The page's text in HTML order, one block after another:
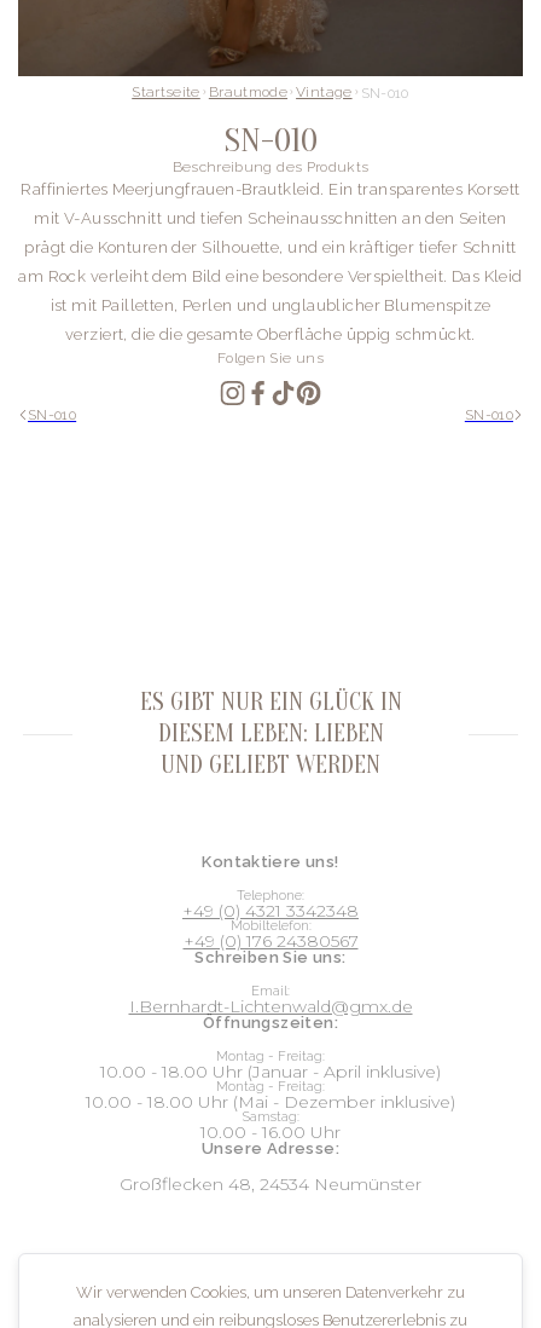
Startseite Brautmode Vintage SN-010
SN-010
Beschreibung des Produkts
Raffiniertes Meerjungfrauen-Brautkleid. Ein transparentes Korsett
mit V-Ausschnitt und tiefen Scheinausschnitten an den Seiten
prägt die Konturen der Silhouette, und ein kräftiger tiefer Schnitt
am Rock verleiht dem Bild eine besondere Verspieltheit. Das Kleid
ist mit Pailletten, Perlen und unglaublicher Blumenspitze
verziert, die die gesamte Oberfläche üppig schmückt.
Folgen Sie uns
SN-010 SN-010
ES GIBT NUR EIN GLÜCK IN
DIESEM LEBEN: LIEBEN
UND GELIEBT WERDEN
Kontaktiere uns!
Telephone:
+49 (0) 4321 3342348
Mobiltelefon:
+49 (0) 176 24380567
Schreiben Sie uns:
Email:
I.Bernhardt-Lichtenwald@gmx.de
Öffnungszeiten:
Montag - Freitag:
10.00 - 18.00 Uhr (Januar - April inklusive)
Montag - Freitag:
10.00 - 18.00 Uhr (Mai - Dezember inklusive)
Samstag:
10.00 - 16.00 Uhr
Unsere Adresse:
Großflecken 48, 24534 Neumünster
Wir verwenden Cookies, um unseren Datenverkehr zu
analysieren und ein reibungsloses Benutzererlebnis zu